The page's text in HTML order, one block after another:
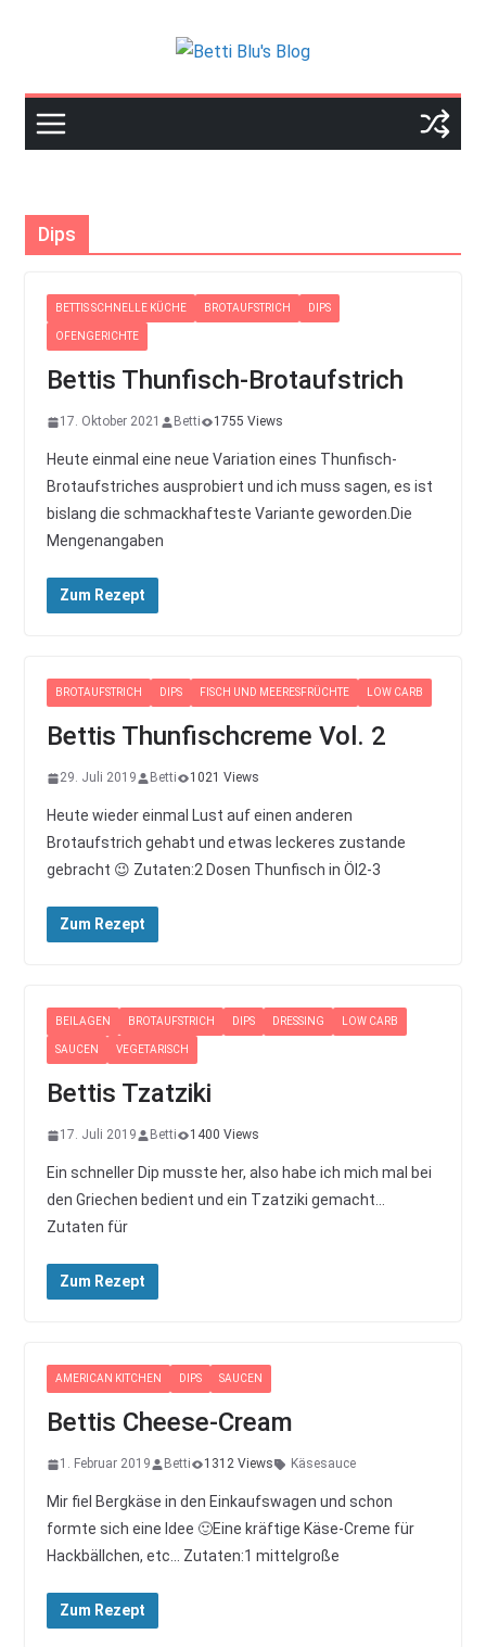
Dips
BETTIS SCHNELLE KÜCHE BROTAUFSTRICH DIPS
OFENGERICHTE
Bettis Thunfisch-Brotaufstrich
17. Oktober 2021 Betti 1755 Views
Heute einmal eine neue Variation eines Thunfisch-
Brotaufstriches ausprobiert und ich muss sagen, es ist
bislang die schmackhafteste Variante geworden.Die
Mengenangaben
Zum Rezept
BROTAUFSTRICH DIPS FISCH UND MEERESFRÜCHTE LOW CARB
Bettis Thunfischcreme Vol. 2
29. Juli 2019 Betti 1021 Views
Heute wieder einmal Lust auf einen anderen
Brotaufstrich gehabt und etwas leckeres zustande
gebracht 😉 Zutaten:2 Dosen Thunfisch in Öl2-3
Zum Rezept
BEILAGEN BROTAUFSTRICH DIPS DRESSING LOW CARB
SAUCEN VEGETARISCH
Bettis Tzatziki
17. Juli 2019 Betti 1400 Views
Ein schneller Dip musste her, also habe ich mich mal bei
den Griechen bedient und ein Tzatziki gemacht…
Zutaten für
Zum Rezept
AMERICAN KITCHEN DIPS SAUCEN
Bettis Cheese-Cream
1. Februar 2019 Betti 1312 Views Käsesauce
Mir fiel Bergkäse in den Einkaufswagen und schon
formte sich eine Idee 🙂Eine kräftige Käse-Creme für
Hackbällchen, etc… Zutaten:1 mittelgroße
Zum Rezept